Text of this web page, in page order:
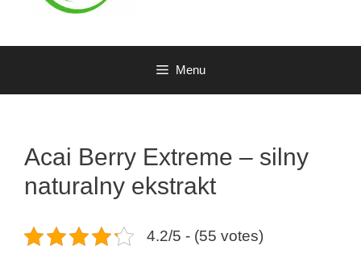
Menu
Acai Berry Extreme – silny
naturalny ekstrakt
4.2/5 - (55 votes)